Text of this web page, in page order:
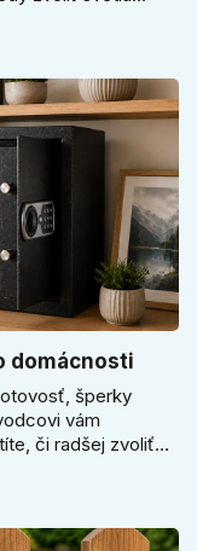
štítom. Nové
domácnosti
šperky
vám
či radšej zvoliť